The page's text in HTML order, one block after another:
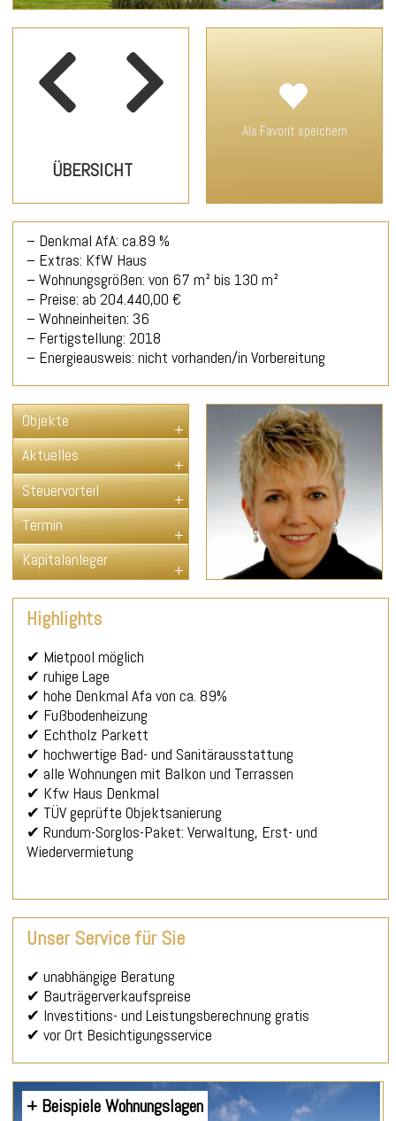
Die sehr gute Wohnlage in Chemnitz in einer ruhigen
Seitenstraße überzeugt durch die Verbindung der
fußläufig zu erreichenden Grünanlagen eines Parks
und der gut entwickelten Infrastruktur mit den
Geschäfts- und Dienstleistungseinrichtungen des
täglichen Bedarfes. Die Innenstadt ist mit dem
PKW oder den öffentlichen Verkehrsmitteln
Als Favorit speichern
– Denkmal AfA: ca.89 %
– Extras: KfW Haus
– Wohnungsgrößen: von 67 m² bis 130 m²
– Preise: ab 204.440,00 €
– Wohneinheiten: 36
– Fertigstellung: 2018
– Energieausweis: nicht vorhanden/in Vorbereitung
Objekte
Aktuelles
Steuervorteil
Termin
Kapitalanleger
Highlights
✔ Mietpool möglich
✔ ruhige Lage
✔ hohe Denkmal Afa von ca. 89%
✔ Fußbodenheizung
✔ Echtholz Parkett
✔ hochwertige Bad- und Sanitärausstattung
✔ alle Wohnungen mit Balkon und Terrassen
✔ Kfw Haus Denkmal
✔ TÜV geprüfte Objektsanierung
✔ Rundum-Sorglos-Paket: Verwaltung, Erst- und
Wiedervermietung
Unser Service für Sie
✔ unabhängige Beratung
✔ Bauträgerverkaufspreise
✔ Investitions- und Leistungsberechnung gratis
✔ vor Ort Besichtigungsservice
+ Beispiele Wohnungslagen